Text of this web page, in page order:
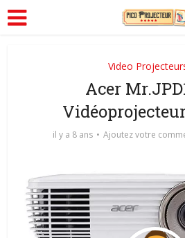
Video
Acer
il y a 8 ans Ajoutez votre